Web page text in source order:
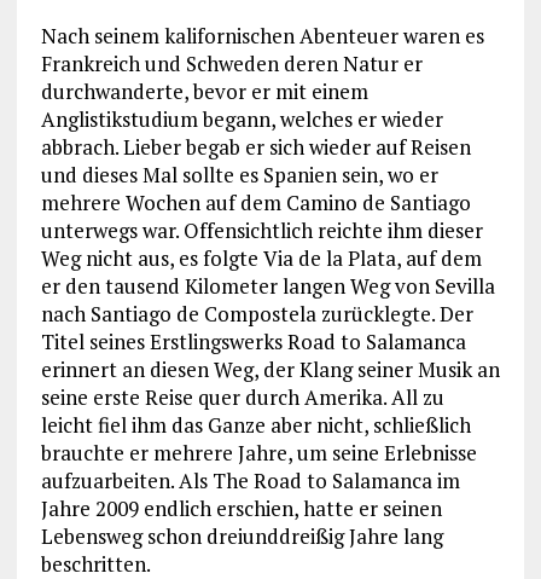
Nach seinem kalifornischen Abenteuer waren es
Frankreich und Schweden deren Natur er
durchwanderte, bevor er mit einem
Anglistikstudium begann, welches er wieder
abbrach. Lieber begab er sich wieder auf Reisen
und dieses Mal sollte es Spanien sein, wo er
mehrere Wochen auf dem Camino de Santiago
unterwegs war. Offensichtlich reichte ihm dieser
Weg nicht aus, es folgte Via de la Plata, auf dem
er den tausend Kilometer langen Weg von Sevilla
nach Santiago de Compostela zurücklegte. Der
Titel seines Erstlingswerks Road to Salamanca
erinnert an diesen Weg, der Klang seiner Musik an
seine erste Reise quer durch Amerika. All zu
leicht fiel ihm das Ganze aber nicht, schließlich
brauchte er mehrere Jahre, um seine Erlebnisse
aufzuarbeiten. Als The Road to Salamanca im
Jahre 2009 endlich erschien, hatte er seinen
Lebensweg schon dreiunddreißig Jahre lang
beschritten.